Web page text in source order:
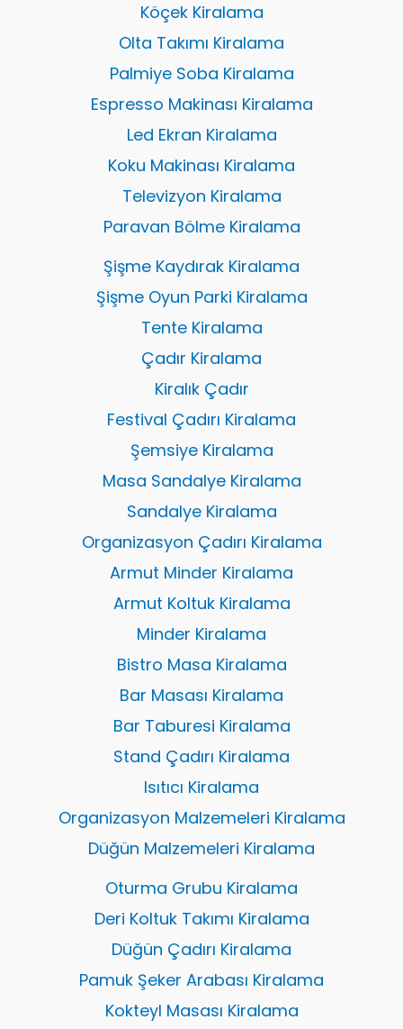
Köçek Kiralama
Olta Takımı Kiralama
Palmiye Soba Kiralama
Espresso Makinası Kiralama
Led Ekran Kiralama
Koku Makinası Kiralama
Televizyon Kiralama
Paravan Bölme Kiralama
Şişme Kaydırak Kiralama
Şişme Oyun Parki Kiralama
Tente Kiralama
Çadır Kiralama
Kiralık Çadır
Festival Çadırı Kiralama
Şemsiye Kiralama
Masa Sandalye Kiralama
Sandalye Kiralama
Organizasyon Çadırı Kiralama
Armut Minder Kiralama
Armut Koltuk Kiralama
Minder Kiralama
Bistro Masa Kiralama
Bar Masası Kiralama
Bar Taburesi Kiralama
Stand Çadırı Kiralama
Isıtıcı Kiralama
Organizasyon Malzemeleri Kiralama
Düğün Malzemeleri Kiralama
Oturma Grubu Kiralama
Deri Koltuk Takımı Kiralama
Düğün Çadırı Kiralama
Pamuk Şeker Arabası Kiralama
Kokteyl Masası Kiralama